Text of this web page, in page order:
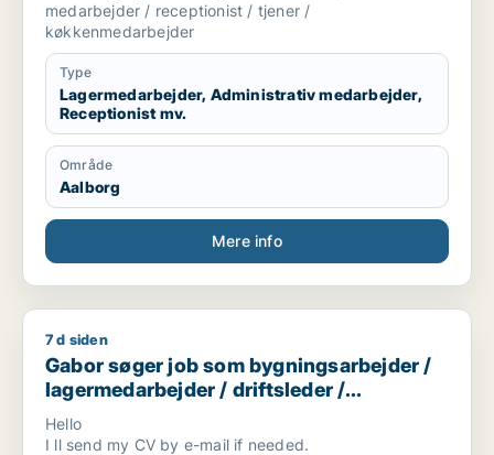
medarbejder / receptionist / tjener /
køkkenmedarbejder
Type
Lagermedarbejder, Administrativ medarbejder,
Receptionist mv.
Område
Aalborg
Mere info
Gabor søger job som bygningsarbejder /
7 d siden
Gabor søger job som bygningsarbejder /
lagermedarbejder / driftsleder /
ungarbejder / ufaglært
Hello
I ll send my CV by e-mail if needed.